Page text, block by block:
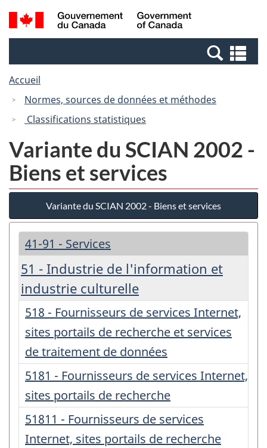
Passer
au
Passer
à
Canada
Recherche
et
et
Accueil
Normes, sources de données et méthodes
Classifications statistiques
Variante du SCIAN 2002 -
Biens et services
Variante du SCIAN 2002 - Biens et services
41-91 - Services
51 - Industrie de l'information et
industrie culturelle
518 - Fournisseurs de services Internet,
sites portails de recherche et services
de traitement de données
5181 - Fournisseurs de services Internet,
sites portails de recherche
51811 - Fournisseurs de services
Internet, sites portails de recherche